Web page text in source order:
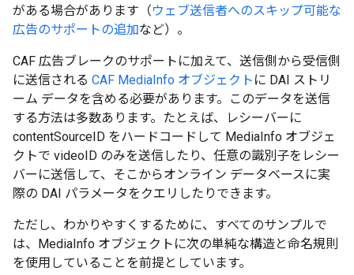
がある場合があります（ウェブ送信者へのスキップ可能な
広告のサポートの追加など）。
CAF 広告ブレークのサポートに加えて、送信側から受信側
に送信される CAF MediaInfo オブジェクト に DAI ストリ
ーム データを含める必要があります。このデータを送信
する方法は多数あります。たとえば、レシーバーに
contentSourceID をハードコードして MediaInfo オブジェ
クトで videoID のみを送信したり、任意の識別子をレシー
バーに送信して、そこからオンライン データベースに実
際の DAI パラメータをクエリしたりできます。
ただし、わかりやすくするために、すべてのサンプルで
は、MediaInfo オブジェクトに次の単純な構造と命名規則
を使用していることを前提としています。